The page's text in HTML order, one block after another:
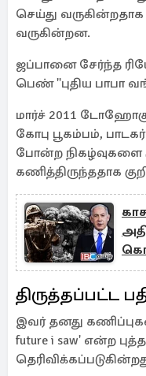
செய்து
வருகின்றன.
ஜப்பானை சேர்ந்த
பெண் ''புதிய பாபா
மார்ச் 2011 டோஹோகு
கோபு பூகம்பம்,
போன்ற
கணித்திருந்ததாக
திருத்தப்பட்ட
இவர் தனது
future i saw' என்ற